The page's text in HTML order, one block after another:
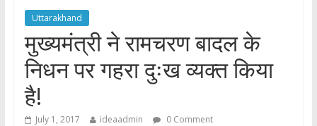
Uttarakhand
मुख्यमंत्री ने रामचरण बादल के
निधन पर गहरा दुःख व्यक्त किया
है!
July 1, 2017 ideaadmin 0 Comment